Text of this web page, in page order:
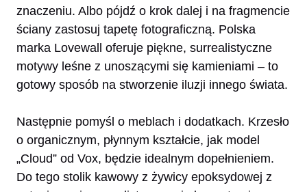
znaczeniu. Albo pójdź o krok dalej i na fragmencie
ściany zastosuj tapetę fotograficzną. Polska
marka Lovewall oferuje piękne, surrealistyczne
motywy leśne z unoszącymi się kamieniami – to
gotowy sposób na stworzenie iluzji innego świata.
Następnie pomyśl o meblach i dodatkach. Krzesło
o organicznym, płynnym kształcie, jak model
„Cloud” od Vox, będzie idealnym dopełnieniem.
Do tego stolik kawowy z żywicy epoksydowej z